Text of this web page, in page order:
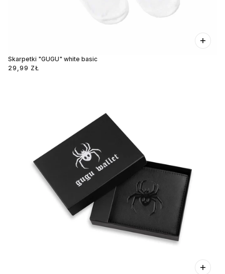
Skarpetki "GUGU" white basic
29,99 ZŁ